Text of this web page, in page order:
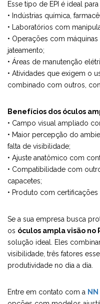
Esse tipo de EPI é ideal
• Indústrias química,
• Laboratórios com
• Operações com
jateamento;
• Áreas de manutenção
• Atividades que exigem o
combinado com outros,
Benefícios dos óculos
• Campo visual ampliado
• Maior percepção do
falta de visibilidade;
• Ajuste anatômico com
• Compatibilidade com
capacetes;
• Produto com certificações
Se a sua empresa busca
os óculos ampla visão no
solução ideal. Eles
visibilidade, três fatores
produtividade no dia a dia.
Entre em contato com a